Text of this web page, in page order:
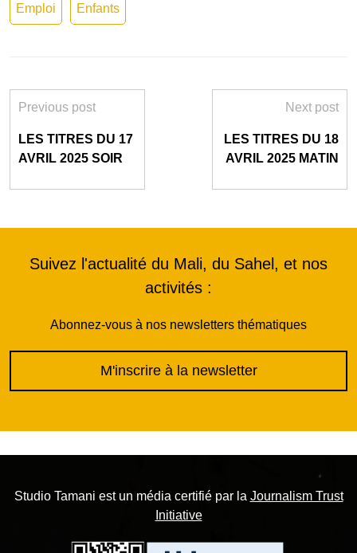
Emploi Enfants
Previous post
LES TITRES DU 17
AVRIL 2025 SOIR
Next post
LES TITRES DU 18
AVRIL 2025 MATIN
Suivez l'actualité du Mali, du Sahel, et nos
activités :
Abonnez-vous à nos newsletters thématiques
M'inscrire à la newsletter
Studio Tamani est un média certifié par la Journalism Trust
Initiative